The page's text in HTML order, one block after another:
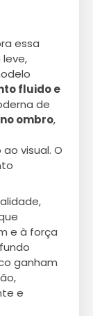
essa
fluido e
de
ombro,
visual. O
e à força
ganham
e